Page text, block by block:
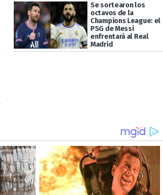
Se sortearon los
octavos de la
Champions League: el
PSG de Messi
enfrentará al Real
Madrid